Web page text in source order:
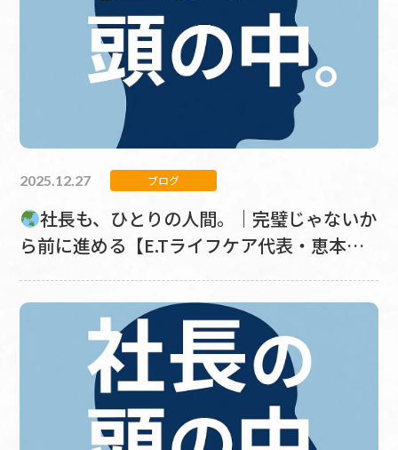
2025.12.27 ブログ
社長も、ひとりの人間。｜完璧じゃないか
ら前に進める【E.Tライフケア代表・恵本崇